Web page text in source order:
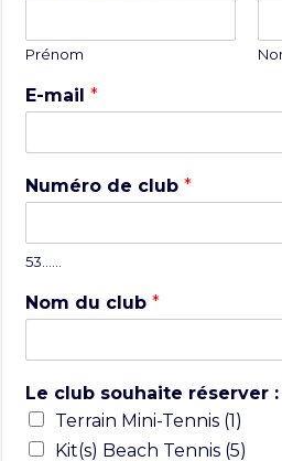
Prénom
E-mail*
Numéro de club*
53……
Nom du club*
Le club souhaite réserver
Terrain Mini-Tennis (1)
Kit(s) Beach Tennis (5)